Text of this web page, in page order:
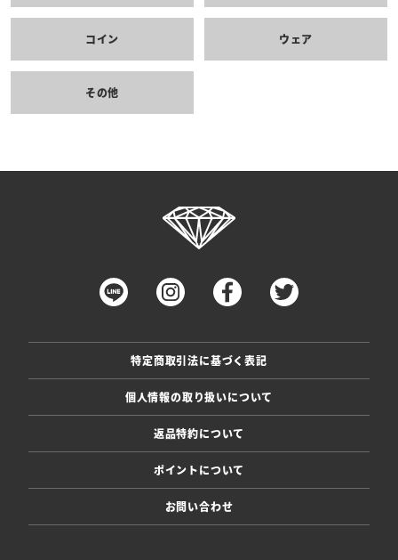
コイン ウェア
その他
特定商取引法に基づく表記
個人情報の取り扱いについて
返品特約について
ポイントについて
お問い合わせ